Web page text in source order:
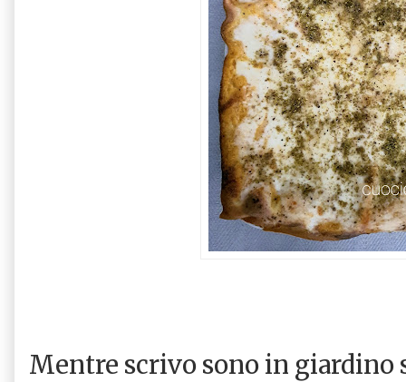
Mentre scrivo sono in giardino